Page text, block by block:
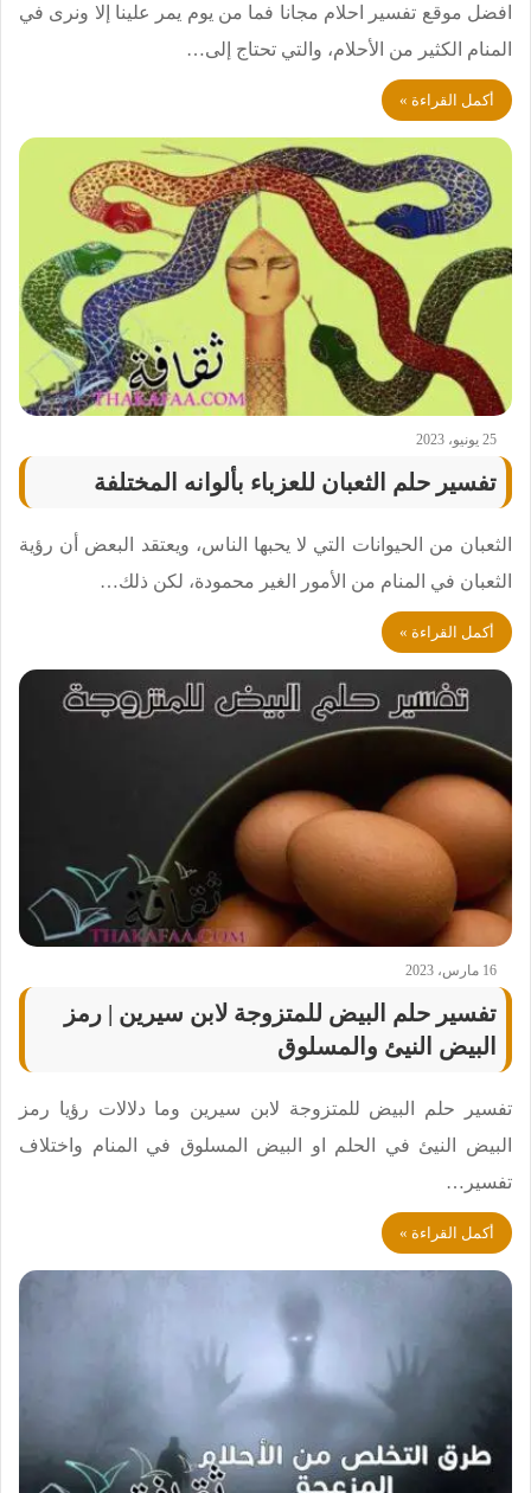
افضل موقع تفسير احلام مجانا فما من يوم يمر علينا إلا ونرى في
المنام الكثير من الأحلام، والتي تحتاج إلى…
أكمل القراءة »
25 يونيو، 2023
تفسير حلم الثعبان للعزباء بألوانه المختلفة
الثعبان من الحيوانات التي لا يحبها الناس، ويعتقد البعض أن رؤية
الثعبان في المنام من الأمور الغير محمودة، لكن ذلك…
أكمل القراءة »
16 مارس، 2023
تفسير حلم البيض للمتزوجة لابن سيرين | رمز
البيض النيئ والمسلوق
تفسير حلم البيض للمتزوجة لابن سيرين وما دلالات رؤيا رمز
البيض النيئ في الحلم او البيض المسلوق في المنام واختلاف
تفسير…
أكمل القراءة »